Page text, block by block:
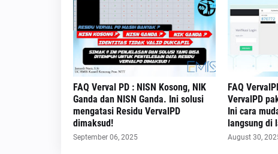
FAQ Verval PD : NISN Kosong, NIK
Ganda dan NISN Ganda. Ini solusi
mengatasi Residu VervalPD
dimaksud!
September 06, 2025
FAQ
VervalPD
Ini cara
langsung di
August 30,